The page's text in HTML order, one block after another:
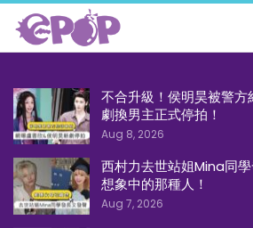
不合升級！侯明昊被警
劇換男主正式停拍！
Aug 8, 2026
西村力去世站姐Mina同
想象中的那種人！
Aug 7, 2026